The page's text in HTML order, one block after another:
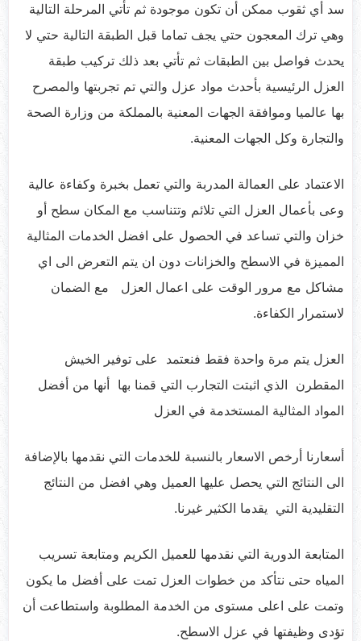
سد أي ثقوب ممكن أن تكون موجودة ثم تأتي المرحلة التالية
وهي ترك المعجون حتي يجف تماما قبل الطبقة التالية حتي لا
يحدث فواصل بين الطبقات ثم تأتي بعد ذلك تركيب طبقة
العزل الرئيسية بأحدث مواد عزل والتي تم تجربتها والمصرح
بها عالميا وموافقة الجهات المعنية بالمملكة من وزارة الصحة
والتجارة وكل الجهات المعنية.
الاعتماد على العمالة المدربة والتي تعمل بخبرة وكفاءة عالية
وعى بأعمال العزل التي تلائم وتتناسب مع المكان سطح أو
خزان والتي تساعد في الحصول على افضل الخدمات المثالية
المميزة في الاسطح والخزانات دون ان يتم التعرض الى اي
مشاكل مع مرور الوقت على اعمال العزل مع الضمان
لاستمرار الكفاءة.
العزل يتم مرة واحدة فقط فنعتمد على توفير الخيش
المقطرن الذي اثبتت التجارب التي قمنا بها أنها من أفضل
المواد المثالية المستخدمة في العزل
أسعارنا أرخص الاسعار بالنسبة للخدمات التي نقدمها بالإضافة
الى النتائج التي يحصل عليها العميل وهي افضل من النتائج
التقليدية التي يقدما الكثير غيرنا.
المتابعة الدورية التي نقدمها للعميل الكريم ومتابعة تسريب
المياه حتى نتأكد من خطوات العزل تمت على أفضل ما يكون
وتمت على اعلى مستوى من الخدمة المطلوبة واستطاعت أن
تؤدى وظيفتها في عزل الاسطح.